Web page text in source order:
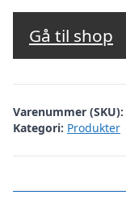
Gå til shop
Varenummer (SKU):
Kategori: Produkter